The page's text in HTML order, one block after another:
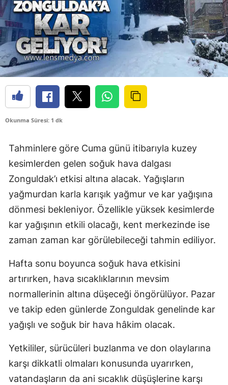
Okunma Süresi: 1 dk
Tahminlere göre Cuma günü itibarıyla kuzey
kesimlerden gelen soğuk hava dalgası
Zonguldak’ı etkisi altına alacak. Yağışların
yağmurdan karla karışık yağmur ve kar yağışına
dönmesi bekleniyor. Özellikle yüksek kesimlerde
kar yağışının etkili olacağı, kent merkezinde ise
zaman zaman kar görülebileceği tahmin ediliyor.
Hafta sonu boyunca soğuk hava etkisini
artırırken, hava sıcaklıklarının mevsim
normallerinin altına düşeceği öngörülüyor. Pazar
ve takip eden günlerde Zonguldak genelinde kar
yağışlı ve soğuk bir hava hâkim olacak.
Yetkililer, sürücüleri buzlanma ve don olaylarına
karşı dikkatli olmaları konusunda uyarırken,
vatandaşların da ani sıcaklık düşüşlerine karşı